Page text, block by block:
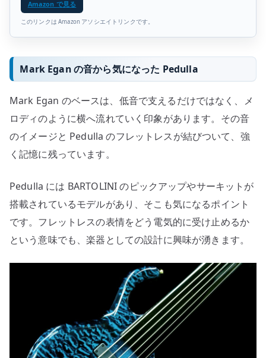
Amazon で見る
このリンクは Amazon アソシエイトリンクです。
Mark Egan の音から気になった Pedulla
Mark Egan のベースは、低音で支えるだけではなく、メ
ロディのように横へ流れていく印象があります。その音
のイメージと Pedulla のフレットレスが結びついて、強
く記憶に残っています。
Pedulla には BARTOLINI のピックアップやサーキットが
搭載されているモデルがあり、そこも気になるポイント
です。フレットレスの表情をどう電気的に受け止めるか
という意味でも、楽器としての設計に興味が湧きます。